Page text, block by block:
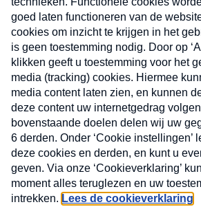
Volg ons op
Nieuwsbrief
Neem hier een gratis abonnement
Consumenten nieuwsbrief. Elke
donderdag in uw mailbox.